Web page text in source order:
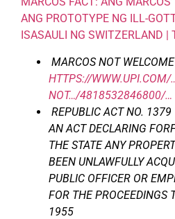
ANG PROTOTYPE NG ILL-
ISASAULI NG SWITZERLAND |
MARCOS NOT
HTTPS://WWW.UPI.COM/
NOT…/4818532846800/…
REPUBLIC ACT NO. 1379
AN ACT DECLARING
THE STATE ANY
BEEN UNLAWFULLY
PUBLIC OFFICER OR
FOR THEPROCEEDINGS
1955